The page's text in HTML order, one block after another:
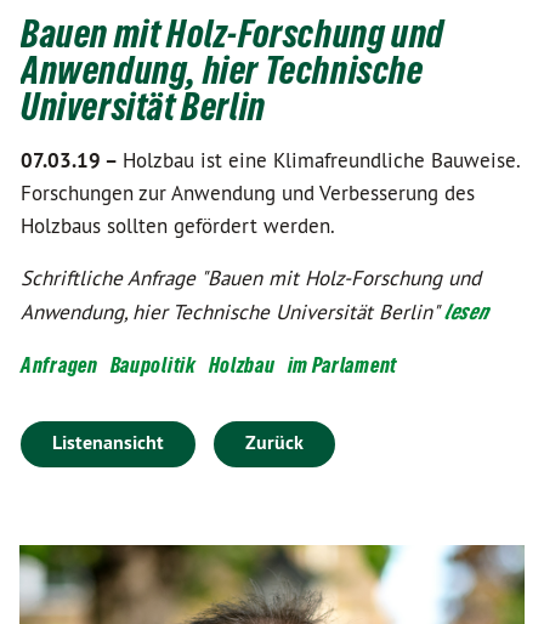
Bauen mit Holz-Forschung und
Anwendung, hier Technische
Universität Berlin
07.03.19 – Holzbau ist eine Klimafreundliche Bauweise.
Forschungen zur Anwendung und Verbesserung des
Holzbaus sollten gefördert werden.
Schriftliche Anfrage "Bauen mit Holz-Forschung und
Anwendung, hier Technische Universität Berlin"lesen
Anfragen Baupolitik Holzbau im Parlament
Listenansicht Zurück